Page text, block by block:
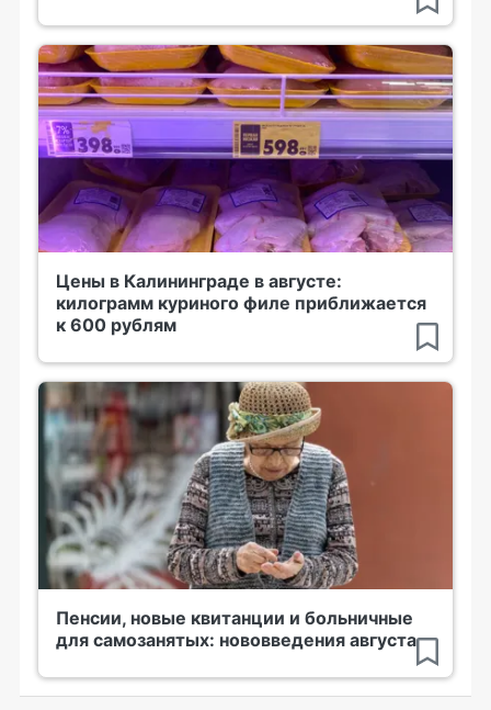
Цены в Калининграде в августе:
килограмм куриного филе приближается
к 600 рублям
Пенсии, новые квитанции и больничные
для самозанятых: нововведения августа